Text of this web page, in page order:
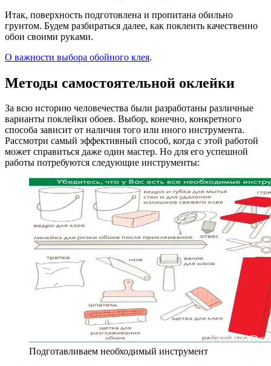
Итак, поверхность подготовлена и пропитана обильно
грунтом. Будем разбираться далее, как поклеить качественно
обои своими руками.
О важности выбора обойного клея.
Методы самостоятельной оклейки
За всю историю человечества были разработаны различные
варианты поклейки обоев. Выбор, конечно, конкретного
способа зависит от наличия того или иного инструмента.
Рассмотри самый эффективный способ, когда с этой работой
может справиться даже один мастер. Но для его успешной
работы потребуются следующие инструменты:
Подготавливаем необходимый инструмент